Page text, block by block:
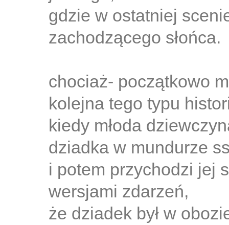
gdzie w ostatniej
zachodzącego słońca.
chociaż- początkowo
kolejna tego typu
kiedy młoda
dziadka w mundurze
i potem przychodzi jej
wersjami zdarzeń,
że dziadek był w